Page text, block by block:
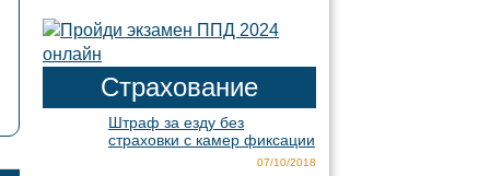
Страхование
Штраф за езду без
страховки с камер фиксации
07/10/2018